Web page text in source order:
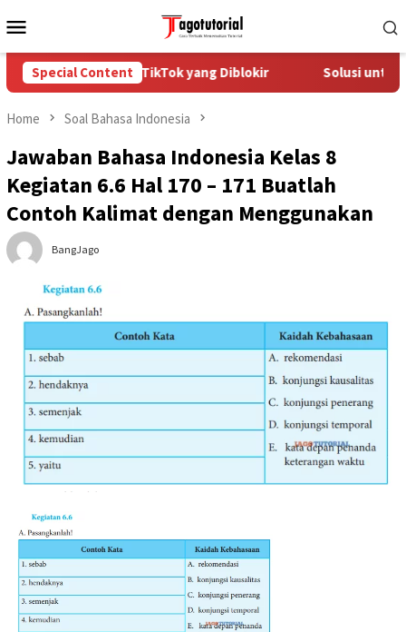
to
Menu
Special Content
Mengatasi Akun TikTok yang Diblokir Solusi untuk
Home Soal Bahasa Indonesia
Jawaban Bahasa Indonesia Kelas 8
Kegiatan 6.6 Hal 170 – 171 Buatlah
Contoh Kalimat dengan Menggunakan
BangJago